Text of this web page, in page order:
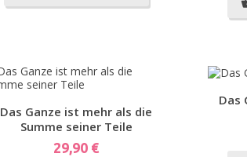
Vorschau
Das Ganze ist mehr als die
Summe seiner Teile
Preis
29,90 €
Das